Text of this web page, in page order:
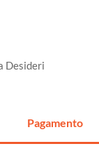
Desideri
Pagamento